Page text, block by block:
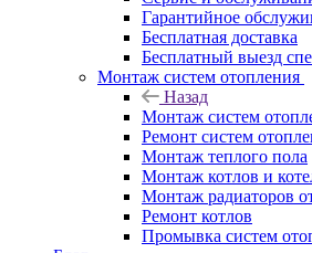
Гарантийное
Бесплатная доставка
Бесплатный выезд
Монтаж систем отопления
Назад
Монтаж систем
Ремонт систем
Монтаж теплого пола
Монтаж котлов и
Монтаж радиаторов
Ремонт котлов
Промывка систем